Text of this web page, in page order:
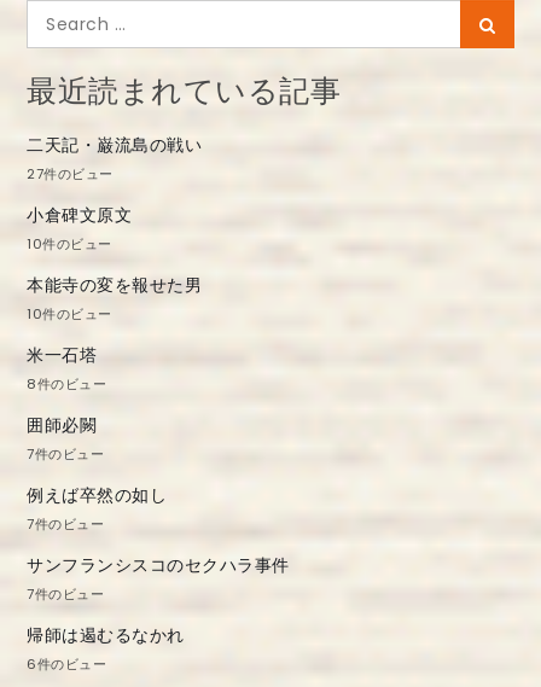
Search
for:
最近読まれている記事
二天記・巌流島の戦い
27件のビュー
小倉碑文原文
10件のビュー
本能寺の変を報せた男
10件のビュー
米一石塔
8件のビュー
囲師必闕
7件のビュー
例えば卒然の如し
7件のビュー
サンフランシスコのセクハラ事件
7件のビュー
帰師は遏むるなかれ
6件のビュー